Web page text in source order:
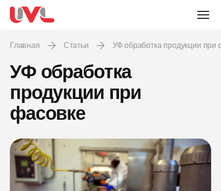
Главная Статьи УФ обработка продукции при
УФ обработка
продукции при
фасовке